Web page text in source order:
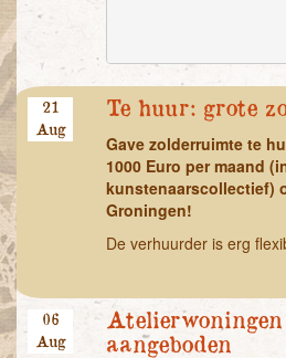
21
Aug
Te huur: grote
Gave zolderruimte te
1000 Euro per maand
kunstenaarscollectief)
Groningen!
De verhuurder is erg
06
Aug
aangeboden